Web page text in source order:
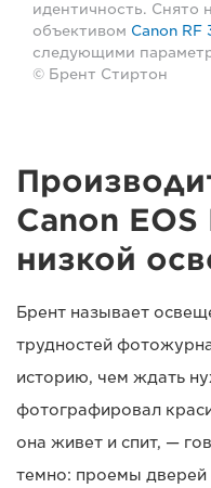
идентичность. Снято
объективом Canon RF
следующими
© Брент Стиртон
Canon EOS
низкой
Брент называет
трудностей
историю, чем ждать
фотографировал
она живет и спит, —
темно: проемы